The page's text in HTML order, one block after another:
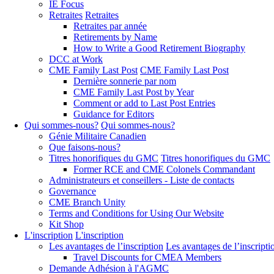
IE Focus
Retraites Retraites
Retraites par année
Retirements by Name
How to Write a Good Retirement Biography
DCC at Work
CME Family Last Post CME Family Last Post
Dernière sonnerie par nom
CME Family Last Post by Year
Comment or add to Last Post Entries
Guidance for Editors
Qui sommes-nous? Qui sommes-nous?
Génie Militaire Canadien
Que faisons-nous?
Titres honorifiques du GMC Titres honorifiques du GMC
Former RCE and CME Colonels Commandant
Administrateurs et conseillers - Liste de contacts
Governance
CME Branch Unity
Terms and Conditions for Using Our Website
Kit Shop
L'inscription L'inscription
Les avantages de l’inscription Les avantages de
Travel Discounts for CMEA Members
Demande Adhésion à l'AGMC